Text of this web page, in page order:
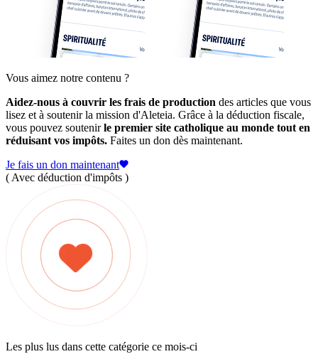
Vous aimez notre contenu ?
Aidez-nous à couvrir les frais de production des articles que vous
lisez et à soutenir la mission d'Aleteia. Grâce à la déduction fiscale,
vous pouvez soutenirle premier site catholique au monde tout en
réduisant vos impôts. Faites un don dès maintenant.
Je fais un don maintenant
( Avec déduction d'impôts )
Les plus lus dans cette catégorie ce mois-ci